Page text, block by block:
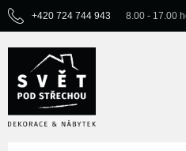
+420 724 744 943 8.00 - 17.00